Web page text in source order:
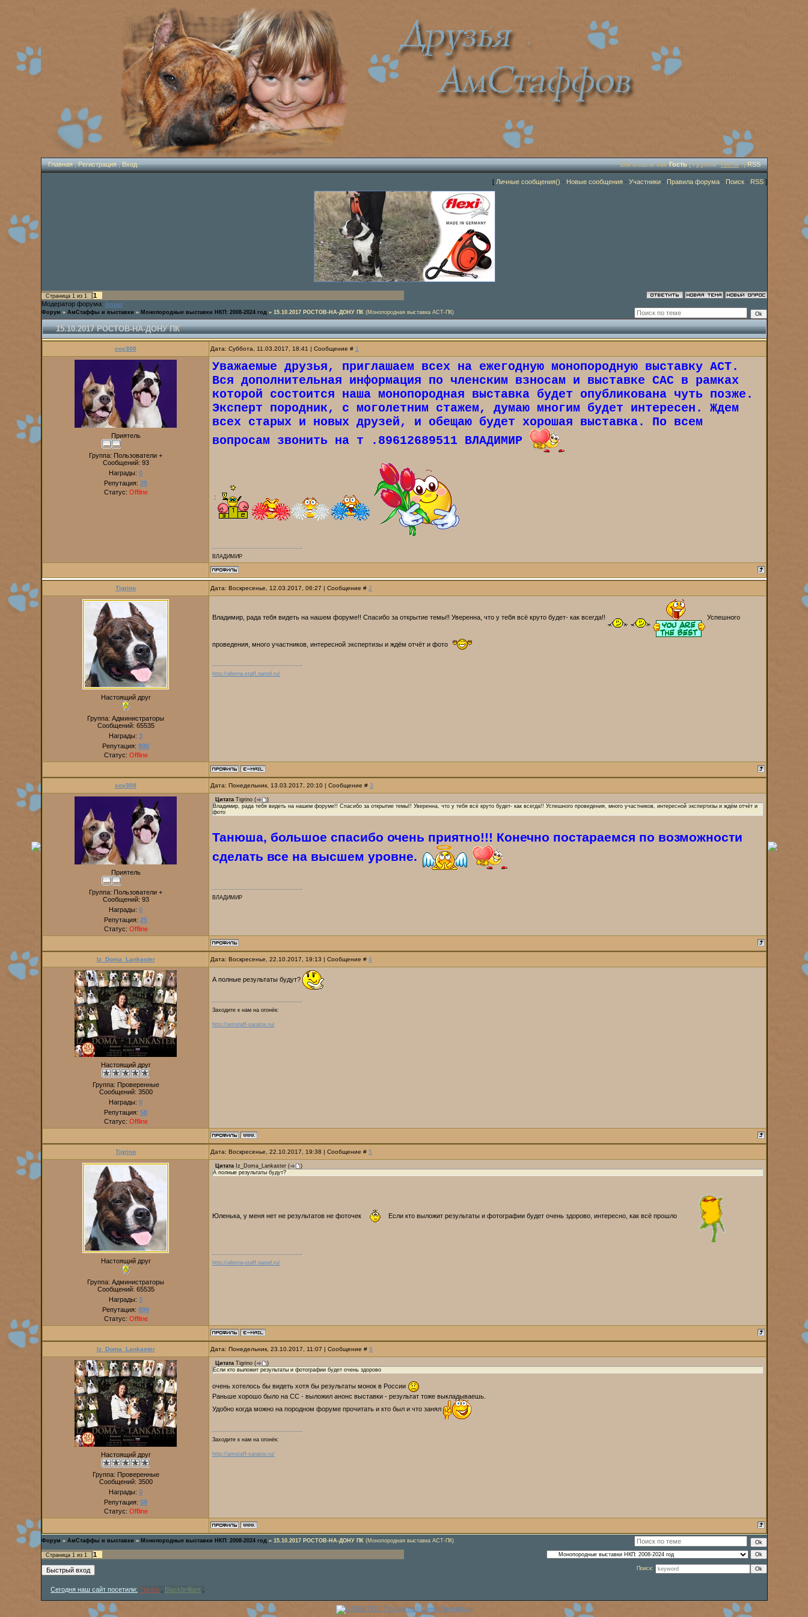
Главная|Регистрация|Вход Вы вошли какГость| Группа "Гости" |RSS
[ Личные сообщения() · Новые сообщения · Участники · Правила форума · Поиск · RSS ]
Страница 1 из 1
1
Модератор форума: Amulet
Форум » АмСтаффы и выставки » Монопородные выставки НКП: 2008-2024 год » 15.10.2017 РОСТОВ-НА-ДОНУ ПК (Монопородная выставка АСТ-ПК)
15.10.2017 РОСТОВ-НА-ДОНУ ПК
coy300 Дата: Суббота, 11.03.2017, 18:41 | Сообщение # 1
Приятель
Группа: Пользователи +
Сообщений: 93
Награды: 0
Репутация: 25
Статус: Offline
Уважаемые друзья, приглашаем всех на ежегодную монопородную выставку АСТ.
Вся дополнительная информация по членским взносам и выставке САС в рамках
которой состоится наша монопородная выставка будет опубликована чуть позже.
Эксперт породник, с моголетним стажем, думаю многим будет интересен. Ждем
всех старых и новых друзей, и обещаю будет хорошая выставка. По всем
вопросам звонить на т .89612689511 ВЛАДИМИР
:
ВЛАДИМИР
Tigrino Дата: Воскресенье, 12.03.2017, 06:27 | Сообщение # 2
Настоящий друг
Группа: Администраторы
Сообщений: 65535
Награды: 3
Репутация: 890
Статус: Offline
Владимир, рада тебя видеть на нашем форуме!! Спасибо за открытие темы!! Уверенна, что у тебя всё круто будет- как всегда!! Успешного
проведения, много участников, интересной экспертизы и ждём отчёт и фото
http://alterra-staff.narod.ru/
coy300 Дата: Понедельник, 13.03.2017, 20:10 | Сообщение # 3
Приятель
Группа: Пользователи +
Сообщений: 93
Награды: 0
Репутация: 25
Статус: Offline
Цитата Tigrino (
)
Владимир, рада тебя видеть на нашем форуме!! Спасибо за открытие темы!! Уверенна, что у тебя всё круто будет- как всегда!! Успешного проведения, много участников, интересной экспертизы и ждём отчёт и
фото
Танюша, большое спасибо очень приятно!!! Конечно постараемся по возможности
сделать все на высшем уровне.
ВЛАДИМИР
Iz_Doma_Lankaster Дата: Воскресенье, 22.10.2017, 19:13 | Сообщение # 4
Настоящий друг
Группа: Проверенные
Сообщений: 3500
Награды: 0
Репутация: 58
Статус: Offline
А полные результаты будут?
Заходите к нам на огонёк:
http://amstaff-saratov.ru/
Tigrino Дата: Воскресенье, 22.10.2017, 19:38 | Сообщение # 5
Настоящий друг
Группа: Администраторы
Сообщений: 65535
Награды: 3
Репутация: 890
Статус: Offline
Цитата Iz_Doma_Lankaster (
)
А полные результаты будут?
Юленька, у меня нет не результатов не фоточек Если кто выложит результаты и фотографии будет очень здорово, интересно, как всё прошло
http://alterra-staff.narod.ru/
Iz_Doma_Lankaster Дата: Понедельник, 23.10.2017, 11:07 | Сообщение # 6
Настоящий друг
Группа: Проверенные
Сообщений: 3500
Награды: 0
Репутация: 58
Статус: Offline
Цитата Tigrino (
)
Если кто выложит результаты и фотографии будет очень здорово
очень хотелось бы видеть хотя бы результаты монок в России
Раньше хорошо было на СС - выложил анонс выставки - результат тоже выкладываешь.
Удобно когда можно на породном форуме прочитать и кто был и что занял
Заходите к нам на огонёк:
http://amstaff-saratov.ru/
Форум » АмСтаффы и выставки » Монопородные выставки НКП: 2008-2024 год » 15.10.2017 РОСТОВ-НА-ДОНУ ПК (Монопородная выставка АСТ-ПК)
Страница 1 из 1 1
Поиск:
Сегодня наш сайт посетили: Tigrino Blackbrilliant